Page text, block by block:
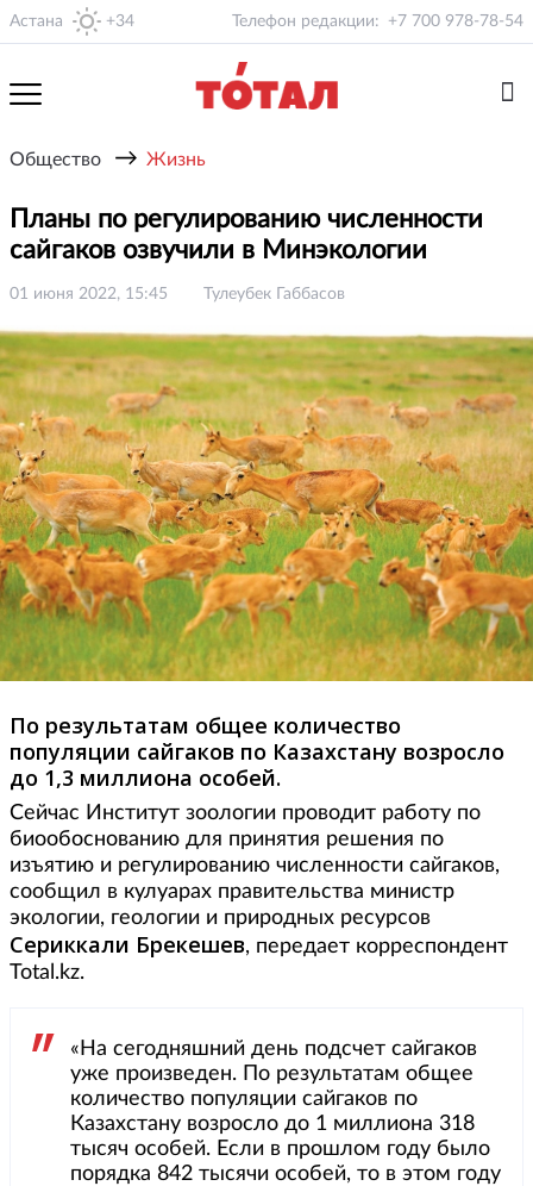
Астана +34 Телефон редакции: +7 700 978-78-54
Общество → Жизнь
Планы по регулированию численности
сайгаков озвучили в Минэкологии
01 июня 2022, 15:45 Тулеубек Габбасов
По результатам общее количество
популяции сайгаков по Казахстану возросло
до 1,3 миллиона особей.
Сейчас Институт зоологии проводит работу по
биообоснованию для принятия решения по
изъятию и регулированию численности сайгаков,
сообщил в кулуарах правительства министр
экологии, геологии и природных ресурсов
Сериккали Брекешев, передает корреспондент
Total.kz.
«На сегодняшний день подсчет сайгаков
уже произведен. По результатам общее
количество популяции сайгаков по
Казахстану возросло до 1 миллиона 318
тысяч особей. Если в прошлом году было
порядка 842 тысячи особей, то в этом году